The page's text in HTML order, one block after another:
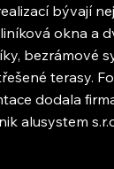
bývají
okna a
bezrámové
terasy.
dodala
alusystem